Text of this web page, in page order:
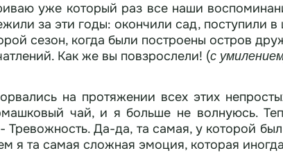
уже который раз все наши
за эти годы: окончили сад, поступили
сезон, когда были построены остров
Как же вы повзрослели! (с
на протяжении всех этих
чай, и я больше не волнуюсь.
Тревожность. Да-да, та самая, у которой
я та самая сложная эмоция, которая